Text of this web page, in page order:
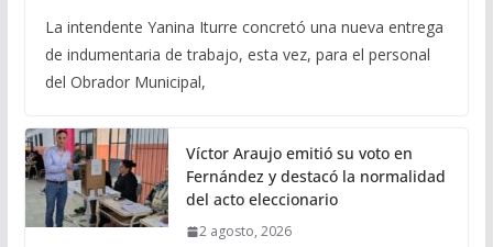
La intendente Yanina Iturre concretó una nueva entrega
de indumentaria de trabajo, esta vez, para el personal
del Obrador Municipal,
Víctor Araujo emitió su voto en
Fernández y destacó la normalidad
del acto eleccionario
2 agosto, 2026